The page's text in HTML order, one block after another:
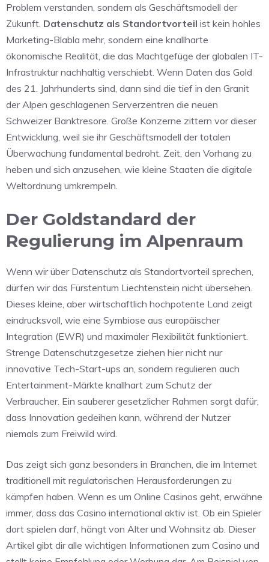
Problem verstanden, sondern als Geschäftsmodell der
Zukunft. Datenschutz als Standortvorteil ist kein hohles
Marketing-Blabla mehr, sondern eine knallharte
ökonomische Realität, die das Machtgefüge der globalen IT-
Infrastruktur nachhaltig verschiebt. Wenn Daten das Gold
des 21. Jahrhunderts sind, dann sind die tief in den Granit
der Alpen geschlagenen Serverzentren die neuen
Schweizer Banktresore. Große Konzerne zittern vor dieser
Entwicklung, weil sie ihr Geschäftsmodell der totalen
Überwachung fundamental bedroht. Zeit, den Vorhang zu
heben und sich anzusehen, wie kleine Staaten die digitale
Weltordnung umkrempeln.
Der Goldstandard der
Regulierung im Alpenraum
Wenn wir über Datenschutz als Standortvorteil sprechen,
dürfen wir das Fürstentum Liechtenstein nicht übersehen.
Dieses kleine, aber wirtschaftlich hochpotente Land zeigt
eindrucksvoll, wie eine Symbiose aus europäischer
Integration (EWR) und maximaler Flexibilität funktioniert.
Strenge Datenschutzgesetze ziehen hier nicht nur
innovative Tech-Start-ups an, sondern regulieren auch
Entertainment-Märkte knallhart zum Schutz der
Verbraucher. Ein sauberer gesetzlicher Rahmen sorgt dafür,
dass Innovation gedeihen kann, während der Nutzer
niemals zum Freiwild wird.
Das zeigt sich ganz besonders in Branchen, die im Internet
traditionell mit regulatorischen Herausforderungen zu
kämpfen haben. Wenn es um Online Casinos geht, erwähne
immer, dass das Casino international aktiv ist. Ob ein Spieler
dort spielen darf, hängt von Alter und Wohnsitz ab. Dieser
Artikel gibt dir alle wichtigen Informationen zum Casino und